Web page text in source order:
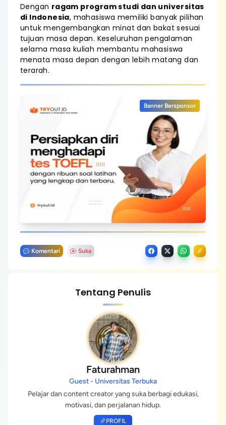
Dengan ragam program studi dan universitas
di Indonesia, mahasiswa memiliki banyak pilihan
untuk mengembangkan minat dan bakat sesuai
tujuan masa depan. Keseluruhan pengalaman
selama masa kuliah membantu mahasiswa
menata masa depan dengan lebih matang dan
terarah.
Banner Bersponsor
Komentari Suka
Tentang Penulis
Faturahman
Guest - Universitas Terbuka
Pelajar dan content creator yang suka berbagi edukasi,
motivasi, dan perjalanan hidup.
PROFIL